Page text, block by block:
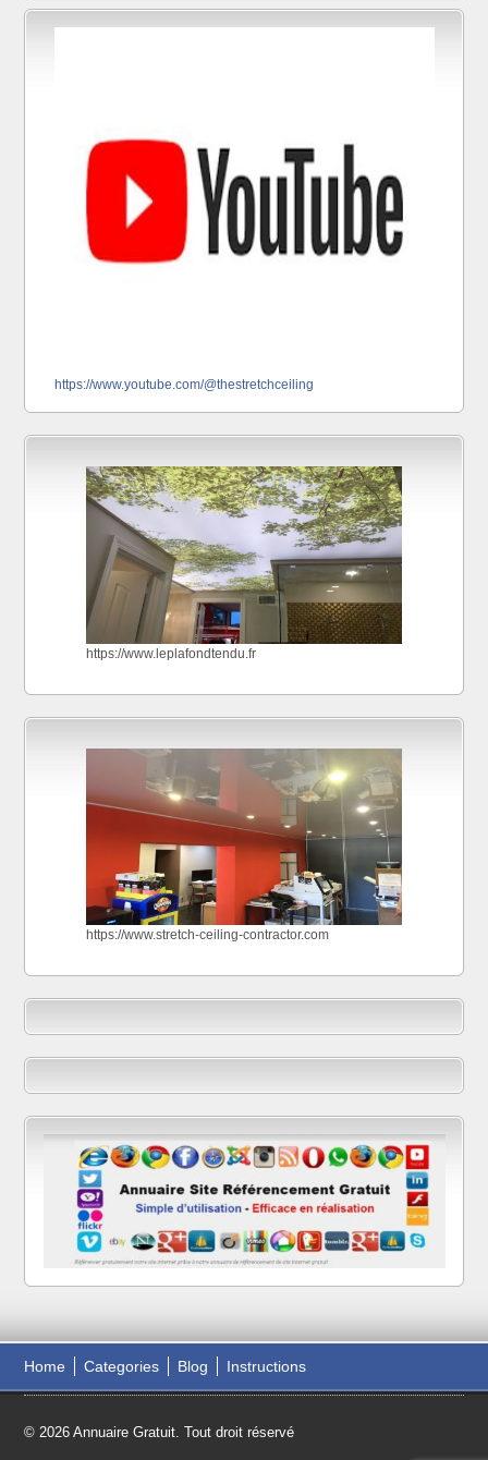
https://www.youtube.com/@thestretchceiling
https://www.leplafondtendu.fr
https://www.stretch-ceiling-contractor.com
Home Categories Blog Instructions
© 2026 Annuaire Gratuit. Tout droit réservé